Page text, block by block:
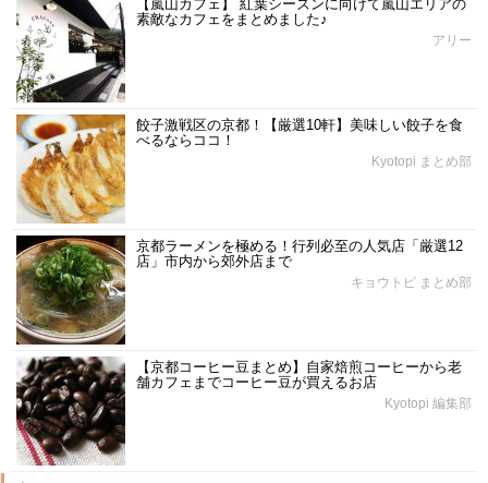
【嵐山カフェ】 紅葉シーズンに向けて嵐山エリアの
素敵なカフェをまとめました♪
アリー
餃子激戦区の京都！【厳選10軒】美味しい餃子を食
べるならココ！
Kyotopi まとめ部
京都ラーメンを極める！行列必至の人気店「厳選12
店」市内から郊外店まで
キョウトピ まとめ部
【京都コーヒー豆まとめ】自家焙煎コーヒーから老
舗カフェまでコーヒー豆が買えるお店
Kyotopi 編集部